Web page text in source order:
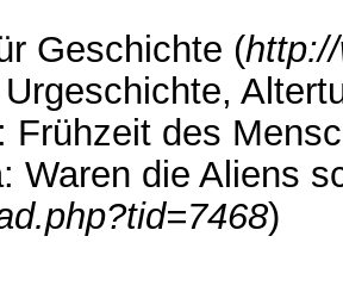
Geschichte (
Frühzeit des
Waren die Aliens
)